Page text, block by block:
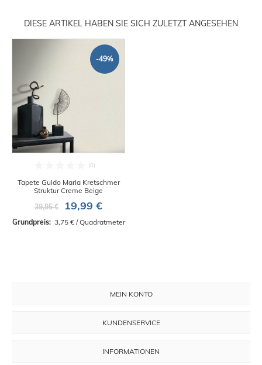
DIESE ARTIKEL HABEN SIE SICH ZULETZT ANGESEHEN
-49%
Tapete Guido Maria Kretschmer
Struktur Creme Beige
39,95 €
19,99 €
Grundpreis: 3,75 € / Quadratmeter
MEIN KONTO
KUNDENSERVICE
INFORMATIONEN